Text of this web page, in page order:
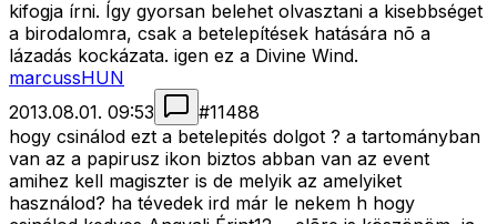
kifogja írni. Így gyorsan belehet olvasztani a kisebbséget
a birodalomra, csak a betelepítések hatására nõ a
lázadás kockázata. igen ez a Divine Wind.
marcussHUN
2013.08.01. 09:53
#11488
hogy csinálod ezt a betelepités dolgot ? a tartományban
van az a papirusz ikon biztos abban van az event
amihez kell magiszter is de melyik az amelyiket
használod? ha tévedek ird már le nekem h hogy